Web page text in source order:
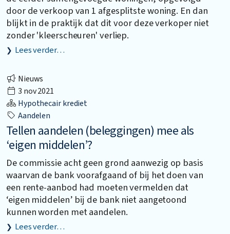
door de verkoop van 1 afgesplitste woning. En dan
blijkt in de praktijk dat dit voor deze verkoper niet
zonder 'kleerscheuren' verliep.
Lees verder…
Nieuws
3 nov 2021
Hypothecair krediet
Aandelen
Tellen aandelen (beleggingen) mee als
‘eigen middelen’?
De commissie acht geen grond aanwezig op basis
waarvan de bank voorafgaand of bij het doen van
een rente-aanbod had moeten vermelden dat
‘eigen middelen’ bij de bank niet aangetoond
kunnen worden met aandelen.
Lees verder…